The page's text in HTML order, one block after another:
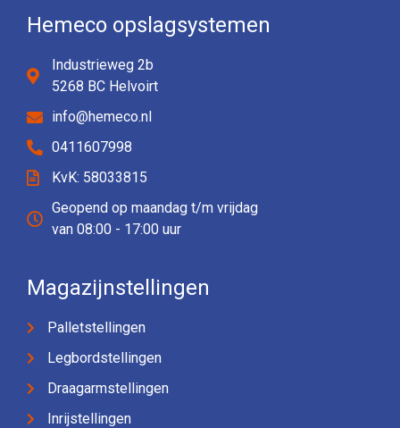
Hemeco opslagsystemen
Industrieweg 2b
5268 BC Helvoirt
info@hemeco.nl
0411607998
KvK: 58033815
Geopend op maandag t/m vrijdag
van 08:00 - 17:00 uur
Magazijnstellingen
Palletstellingen
Legbordstellingen
Draagarmstellingen
Inrijstellingen